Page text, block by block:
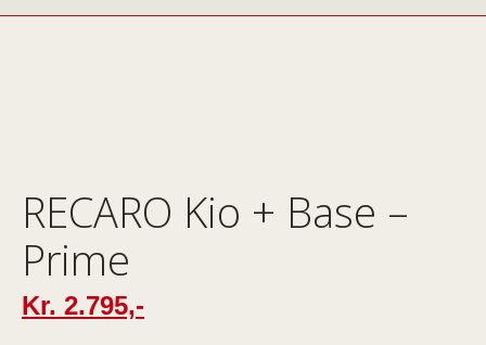
RECARO Kio + Base –
Prime
Kr. 2.795,-